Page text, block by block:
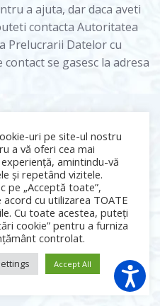
a ajuta, dar daca aveti
contacta Autoritatea
Prelucrarii Datelor cu
se gasesc la adresa
datelor Dvs. cu
pe care le detinem
sau considerati ca nu ar
va rugam sa contactati
va redirectiona catre
pentru o discutie in
le aveti. In anumite
de a ne cere
uri pe site-ul nostru
a vă oferi cea mai
amintindu-vă
și repetând vizitele.
pe „Acceptă toate”,
acord cu utilizarea TOATE
Cu toate acestea, puteți
cookie” pentru a furniza
controlat.
Accept All